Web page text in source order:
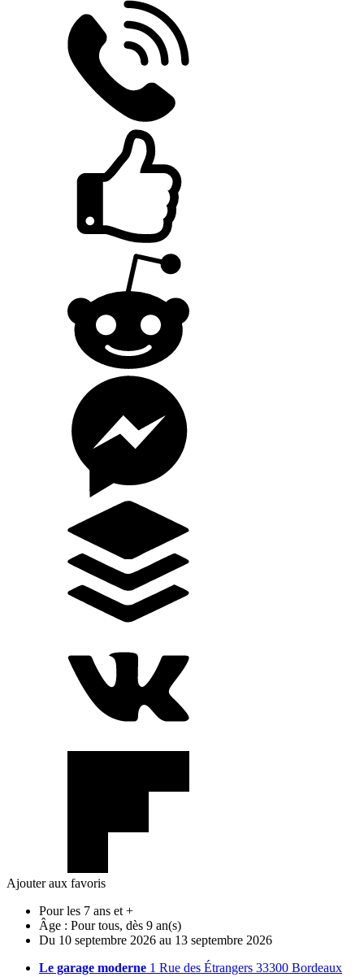
Ajouter aux favoris
Pour les 7 ans et +
Âge : Pour tous, dès 9 an(s)
Du 10 septembre 2026 au 13 septembre 2026
Le garage moderne 1 Rue des Étrangers 33300 Bordeaux